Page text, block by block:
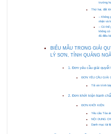
trường
Thứ hai, đất
– Không
nhận và
– Có thể
không có
đủ điều
BIỂU MẪU TRONG GIẢI
LÝ SƠN, TỈNH QUẢNG NGÃI
1. Đơn yêu cầu giải quyết
ĐƠN YÊU CẦU GIẢI
Tôi xin trình
2. Đơn khởi kiện tranh
ĐƠN KHỞI KIỆN
Yêu cầu Tòa
NỘI DUNG
Danh mục tài